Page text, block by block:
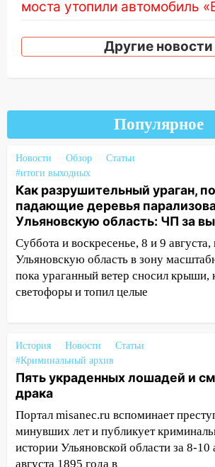
моста утопили автомобиль
20:20 Итоги 9 августа в
области: разгул стихии,
19:43
деревья в парке «Победы»
Заволжье ульяновские
ликвидировали крупный
17:15 Прогноз погоды на 10
Ульяновской области
16:00 В Ульяновске во
Волге пропал известный
помощь в поисках
15:28
Соцсети: на «Ауди»
15:12
В Ульяновске выгорела
многоэтажке
14:18 Гинеколог рассказала
какими сложностями
молодые мамы
13:02 Соцсети: на улице
Люксембург дерево упало на
Другие новости
Популярное
Новости Обзор
Статьи
#итоги выходных
Как разрушительный ураган,
падающие деревья
Ульяновскую область: ЧП за
Суббота и воскресенье, 8 и 9 августа,
Ульяновскую область в зону
пока ураганный ветер сносил крыши,
светофоры и топил целые
История Новости
Статьи
#Криминальный архив
Пять украденных лошадей и
драка
Портал misanec.ru вспоминает
минувших лет и публикует
истории Ульяновской области за 8-10
августа 1895 года в